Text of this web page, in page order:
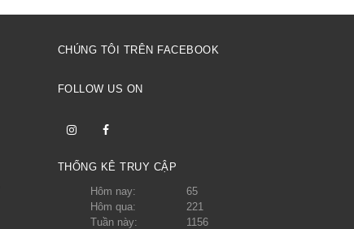
CHÚNG TÔI TRÊN FACEBOOK
FOLLOW US ON
THỐNG KÊ TRUY CẬP
Hôm nay:
65
Hôm qua:
221
Tuần này:
1156